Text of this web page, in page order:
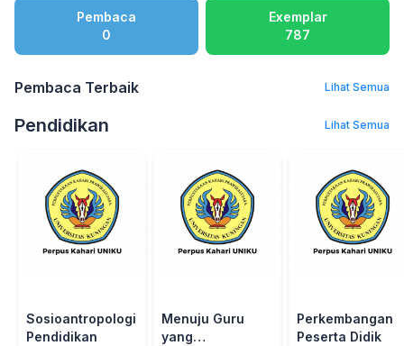
Pembaca
0
Exemplar
787
Pembaca Terbaik Lihat Semua
Pendidikan Lihat Semua
Sosioantropologi
Pendidikan
Menuju Guru
yang
Perkembangan
Peserta Didik